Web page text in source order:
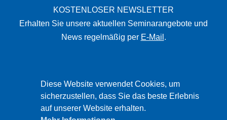
KOSTENLOSER NEWSLETTER
Erhalten Sie unsere aktuellen Seminarangebote und
News regelmäßig per E-Mail .
IMPRESSUM
Diese Website verwendet Cookies, um
sicherzustellen, dass Sie das beste Erlebnis
auf unserer Website erhalten.